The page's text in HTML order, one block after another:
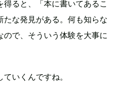
ると、「本に書いてあるこ
たな発見がある。何も知らな
で、そういう体験を大事に
いくんですね。